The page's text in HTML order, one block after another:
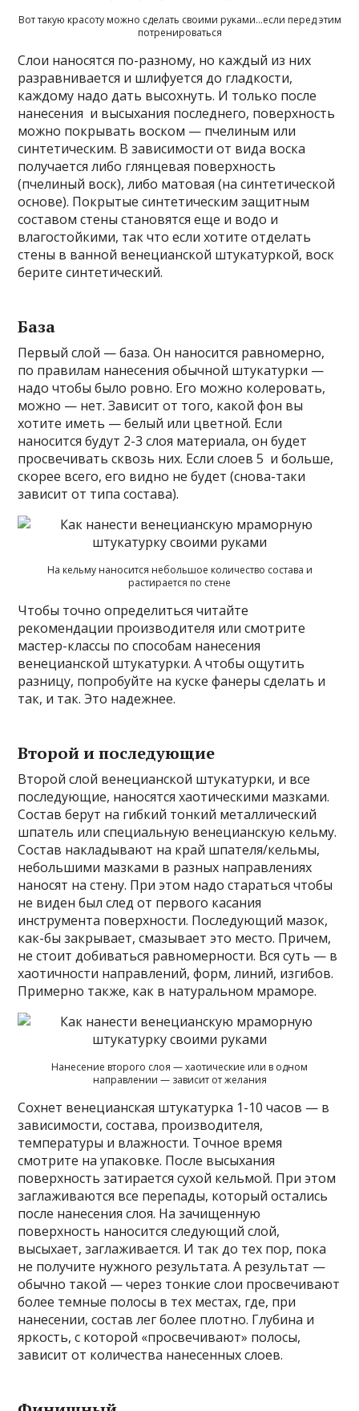
Вот такую красоту можно сделать своими руками…если перед этим
потренироваться
Слои наносятся по-разному, но каждый из них
разравнивается и шлифуется до гладкости,
каждому надо дать высохнуть. И только после
нанесения и высыхания последнего, поверхность
можно покрывать воском — пчелиным или
синтетическим. В зависимости от вида воска
получается либо глянцевая поверхность
(пчелиный воск), либо матовая (на синтетической
основе). Покрытые синтетическим защитным
составом стены становятся еще и водо и
влагостойкими, так что если хотите отделать
стены в ванной венецианской штукатуркой, воск
берите синтетический.
База
Первый слой — база. Он наносится равномерно,
по правилам нанесения обычной штукатурки —
надо чтобы было ровно. Его можно колеровать,
можно — нет. Зависит от того, какой фон вы
хотите иметь — белый или цветной. Если
наносится будут 2-3 слоя материала, он будет
просвечивать сквозь них. Если слоев 5 и больше,
скорее всего, его видно не будет (снова-таки
зависит от типа состава).
На кельму наносится небольшое количество состава и
растирается по стене
Чтобы точно определиться читайте
рекомендации производителя или смотрите
мастер-классы по способам нанесения
венецианской штукатурки. А чтобы ощутить
разницу, попробуйте на куске фанеры сделать и
так, и так. Это надежнее.
Второй и последующие
Второй слой венецианской штукатурки, и все
последующие, наносятся хаотическими мазками.
Состав берут на гибкий тонкий металлический
шпатель или специальную венецианскую кельму.
Состав накладывают на край шпателя/кельмы,
небольшими мазками в разных направлениях
наносят на стену. При этом надо стараться чтобы
не виден был след от первого касания
инструмента поверхности. Последующий мазок,
как-бы закрывает, смазывает это место. Причем,
не стоит добиваться равномерности. Вся суть — в
хаотичности направлений, форм, линий, изгибов.
Примерно также, как в натуральном мраморе.
Нанесение второго слоя — хаотические или в одном
направлении — зависит от желания
Сохнет венецианская штукатурка 1-10 часов — в
зависимости, состава, производителя,
температуры и влажности. Точное время
смотрите на упаковке. После высыхания
поверхность затирается сухой кельмой. При этом
заглаживаются все перепады, который остались
после нанесения слоя. На зачищенную
поверхность наносится следующий слой,
высыхает, заглаживается. И так до тех пор, пока
не получите нужного результата. А результат —
обычно такой — через тонкие слои просвечивают
более темные полосы в тех местах, где, при
нанесении, состав лег более плотно. Глубина и
яркость, с которой «просвечивают» полосы,
зависит от количества нанесенных слоев.